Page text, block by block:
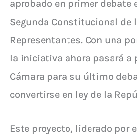
aprobado en primer debate
Segunda Constitucional de
Representantes. Con una
la iniciativa ahora pasará a
Cámara para su último
convertirse en ley de la
Este proyecto, liderado por